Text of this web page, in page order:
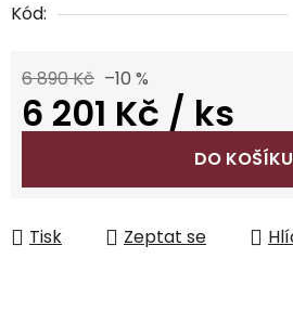
Kód:
6 890 Kč –10 %
6 201 Kč / ks
DO KOŠÍKU
Tisk Zeptat se